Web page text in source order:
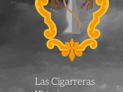
Las Cigarreras